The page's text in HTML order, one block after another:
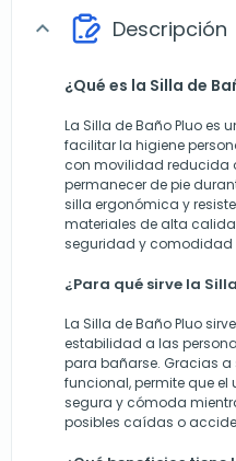
expand_more Descripción
¿Qué es la Silla de
La Silla de Baño Pluo es
facilitar la higiene
con movilidad reducida
permanecer de pie
silla ergonómica y
materiales de alta
seguridad y comodidad
¿Para qué sirve la
La Silla de Baño Pluo
estabilidad a las
para bañarse. Gracias
funcional, permite que el
segura y cómoda
posibles caídas o